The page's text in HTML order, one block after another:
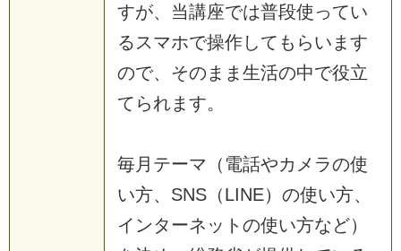
すが、当講座では普段使ってい
るスマホで操作してもらいます
ので、そのまま生活の中で役立
てられます。
毎月テーマ（電話やカメラの使
い方、SNS（LINE）の使い方、
インターネットの使い方など）